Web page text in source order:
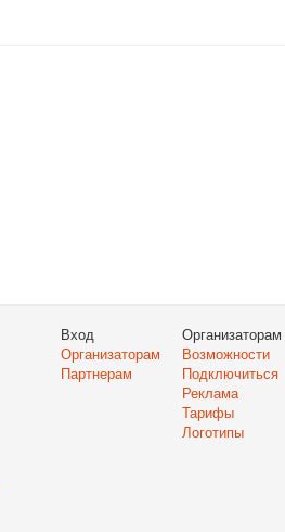
Вход
Организаторам
Партнерам
Организаторам
Возможности
Подключиться
Реклама
Тарифы
Логотипы